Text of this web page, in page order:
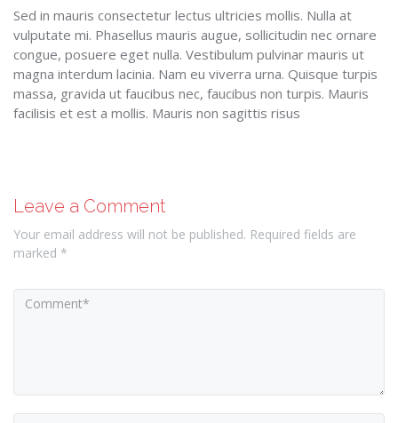
Sed in mauris consectetur lectus ultricies mollis. Nulla at
vulputate mi. Phasellus mauris augue, sollicitudin nec ornare
congue, posuere eget nulla. Vestibulum pulvinar mauris ut
magna interdum lacinia. Nam eu viverra urna. Quisque turpis
massa, gravida ut faucibus nec, faucibus non turpis. Mauris
facilisis et est a mollis. Mauris non sagittis risus
Leave a Comment
Your email address will not be published. Required fields are
marked *